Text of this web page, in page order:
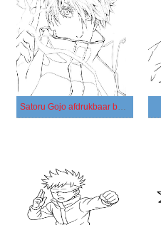
Satoru Gojo afdrukbaar basis